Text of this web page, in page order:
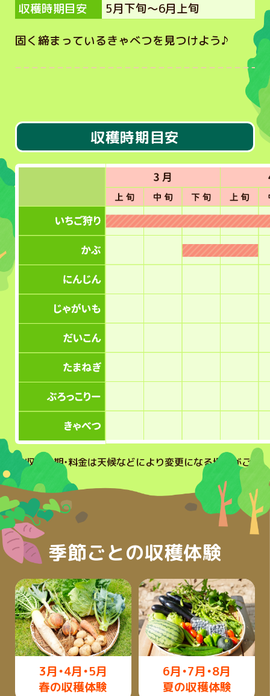
収穫時期目安 5月下旬～6月上旬
固く締まっているきゃべつを見つけよう♪
収穫時期目安
※収穫時期・料金は天候などにより変更になる場合がご
季節ごとの収穫体験
3月・4月・5月
春の収穫体験
6月・7月・8月
夏の収穫体験